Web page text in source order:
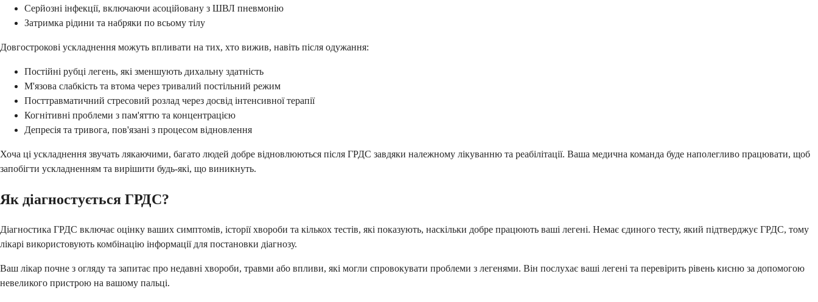
Серйозні інфекції, включаючи асоційовану з ШВЛ пневмонію
Затримка рідини та набряки по всьому тілу
Довгострокові ускладнення можуть впливати на тих, хто вижив, навіть після одужання:
Постійні рубці легень, які зменшують дихальну здатність
М'язова слабкість та втома через тривалий постільний режим
Посттравматичний стресовий розлад через досвід інтенсивної терапії
Когнітивні проблеми з пам'яттю та концентрацією
Депресія та тривога, пов'язані з процесом відновлення
Хоча ці ускладнення звучать лякаючими, багато людей добре відновлюються після ГРДС завдяки належному лікуванню та реабілітації. Ваша медична команда буде наполегливо працювати, щоб
запобігти ускладненням та вирішити будь-які, що виникнуть.
Як діагностується ГРДС?
Діагностика ГРДС включає оцінку ваших симптомів, історії хвороби та кількох тестів, які показують, наскільки добре працюють ваші легені. Немає єдиного тесту, який підтверджує ГРДС, тому
лікарі використовують комбінацію інформації для постановки діагнозу.
Ваш лікар почне з огляду та запитає про недавні хвороби, травми або впливи, які могли спровокувати проблеми з легенями. Він послухає ваші легені та перевірить рівень кисню за допомогою
невеликого пристрою на вашому пальці.